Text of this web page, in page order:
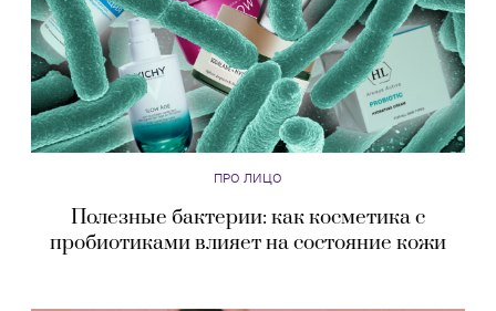
ПРО ЛИЦО
Полезные бактерии: как косметика с
пробиотиками влияет на состояние кожи